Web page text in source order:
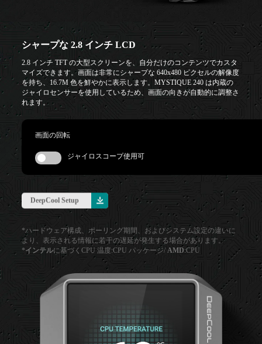
シャープな 2.8 インチ LCD
2.8 インチ TFT の大型スクリーンを、自分だけのコンテンツでカスタ
マイズできます。画面は非常にシャープな 640x480 ピクセルの解像度
を持ち、16.7M 色を鮮やかに表示します。MYSTIQUE 240 は内蔵の
ジャイロセンサーを使用しているため、画面の向きが自動的に調整さ
れます。
画面の回転
ジャイロスコープ使用可
DeepCool Setup
*ハードウェア構成、ポーリング期間、およびシステム設定の違いに
より、表示される情報に若干の遅延が発生する場合があります。
*インテルに基づくCPU 温度:CPU パッケージ/AMD:CPU